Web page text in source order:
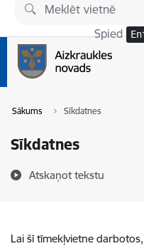
Pāriet uz lapas saturu
Spied
Sākums Sīkdatnes
Sīkdatnes
Atskaņot tekstu
Lai šī tīmekļvietne